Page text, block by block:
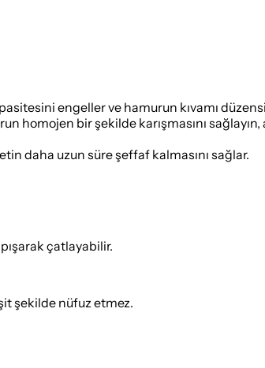
engeller ve hamurun kıvamı
homojen bir şekilde karışmasını
daha uzun süre şeffaf kalmasını sağlar.
çatlayabilir.
şekilde nüfuz etmez.